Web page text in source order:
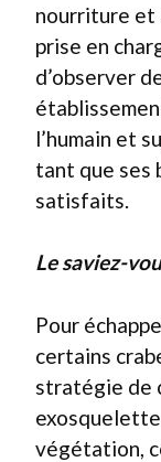
nourriture et
prise en
d’observer
l’humain et
tant que ses
satisfaits.
Le saviez-
Pour
certains
stratégie de
végétation,